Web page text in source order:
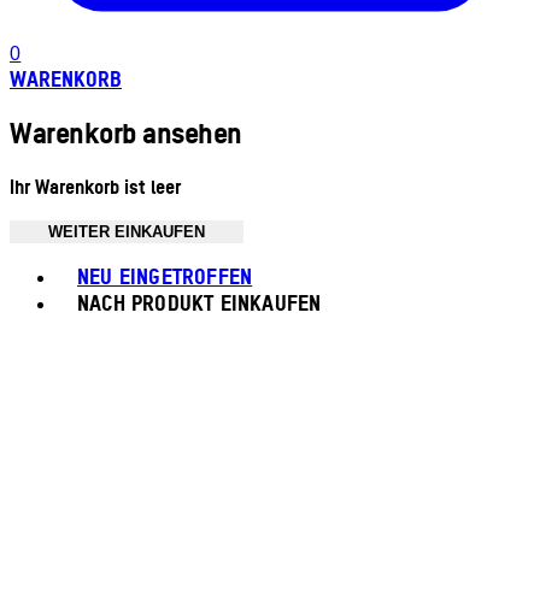
0
WARENKORB
Warenkorb ansehen
Ihr Warenkorb ist leer
WEITER EINKAUFEN
NEU EINGETROFFEN
NACH PRODUKT EINKAUFEN